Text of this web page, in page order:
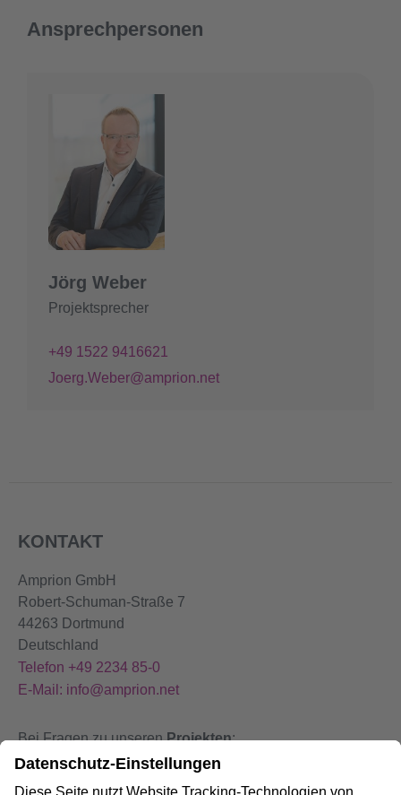
Ansprechpersonen
Jörg Weber
Projektsprecher
+49 1522 9416621
Joerg.Weber@amprion.net
KONTAKT
Amprion GmbH
Robert-Schuman-Straße 7
44263 Dortmund
Deutschland
Telefon +49 2234 85-0
E-Mail: info@amprion.net
Bei Fragen zu unserenProjekten:
+49 800 584 9000